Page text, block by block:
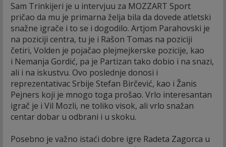
Sam Trinkijeri je u intervjuu za MOZZART Sport
pričao da mu je primarna želja bila da dovede atletski
snažne igrače i to se i dogodilo. Artjom Parahovski je
na poziciji centra, tu je i Rašon Tomas na poziciji
četiri, Volden je pojačao plejmejkerske pozicije, kao
i Nemanja Gordić, pa je Partizan tako dobio i na snazi,
ali i na iskustvu. Ovo poslednje donosi i
reprezentativac Srbije Stefan Birčević, kao i Žanis
Pejners koji je mnogo toga prošao. Vrlo interesantan
igrač je i Vil Mozli, ne toliko visok, ali vrlo snažan
centar dobar u odbrani i u skoku.
Posebno je važno istaći dobre igre Radeta Zagorca u